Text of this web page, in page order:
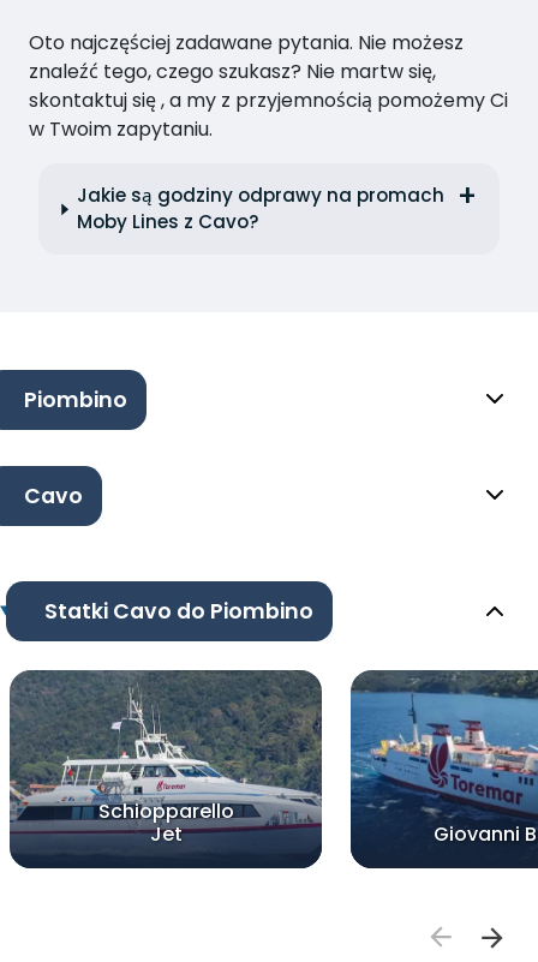
Oto najczęściej zadawane pytania. Nie możesz
znaleźć tego, czego szukasz? Nie martw się,
skontaktuj się , a my z przyjemnością pomożemy Ci
w Twoim zapytaniu.
Jakie są godziny odprawy na promach
Moby Lines z Cavo?
Piombino
Cavo
Statki Cavo do Piombino
Schiopparello
Jet
Giovanni